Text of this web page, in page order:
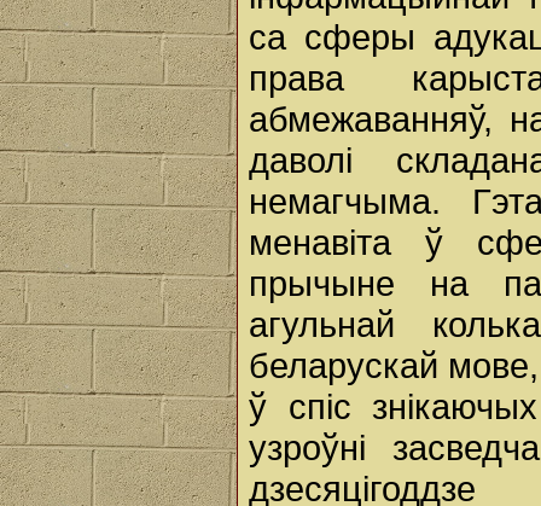
са сферы
права
абмежаванняў,
даволі
немагчыма.
менавіта ў
прычыне на
агульнай
беларускай
ў спіс
узроўні